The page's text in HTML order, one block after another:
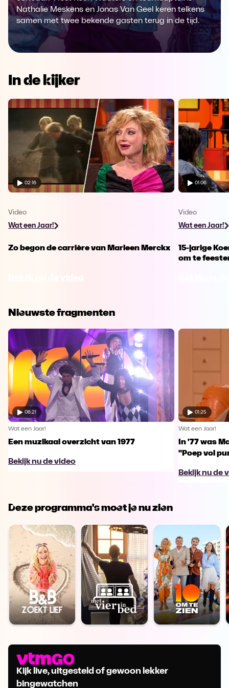
Nathalie Meskens en Jonas Van Geel keren telkens
samen met twee bekende gasten terug in de tijd.
In de kijker
02:16
Video
Wat een Jaar!
Zo begon de carrière van Marleen Merckx
01:06
Video
Wat een Jaar!
15-jarige
om te
Nieuwste fragmenten
06:21
Wat een Jaar!
Een muzikaal overzicht van 1977
Bekijk nu de video
01:25
Wat een Jaar!
In '77 was
"Poep vol
Bekijk nu de
Deze programma's moet je nu zien
Kijk live, uitgesteld of gewoon lekker
bingewatchen